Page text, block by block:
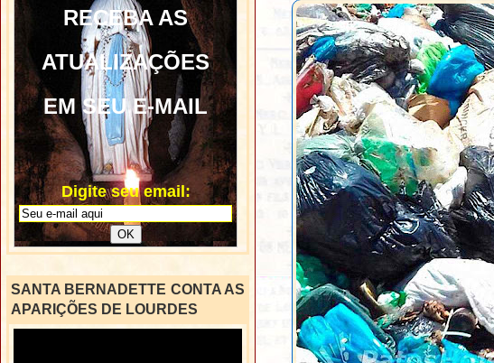
RECEBA AS
ATUALIZAÇÕES
EM SEU E-MAIL
Digite seu email:
SANTA BERNADETTE CONTA AS
APARIÇÕES DE LOURDES